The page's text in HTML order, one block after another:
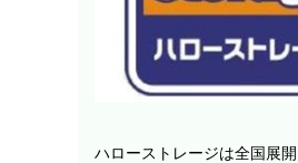
ハローストレージは全国展